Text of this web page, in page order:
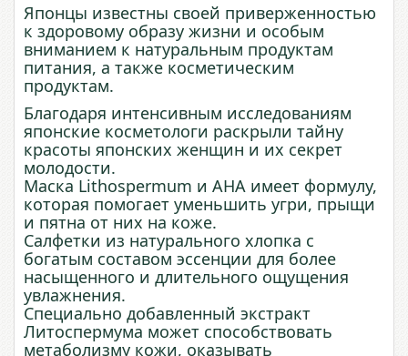
Японцы известны своей приверженностью
к здоровому образу жизни и особым
вниманием к натуральным продуктам
питания, а также косметическим
продуктам.
Благодаря интенсивным исследованиям
японские косметологи раскрыли тайну
красоты японских женщин и их секрет
молодости.
Маска Lithospermum и AHA имеет формулу,
которая помогает уменьшить угри, прыщи
и пятна от них на коже.
Салфетки из натурального хлопка с
богатым составом эссенции для более
насыщенного и длительного ощущения
увлажнения.
Специально добавленный экстракт
Литоспермума может способствовать
метаболизму кожи, оказывать